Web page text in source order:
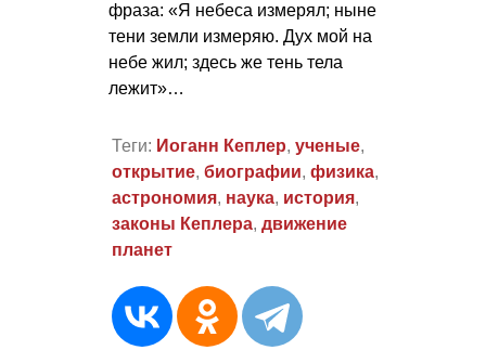
фраза: «Я небеса измерял; ныне
тени земли измеряю. Дух мой на
небе жил; здесь же тень тела
лежит»…
Теги: Иоганн Кеплер, ученые,
открытие, биографии, физика,
астрономия, наука, история,
законы Кеплера, движение
планет